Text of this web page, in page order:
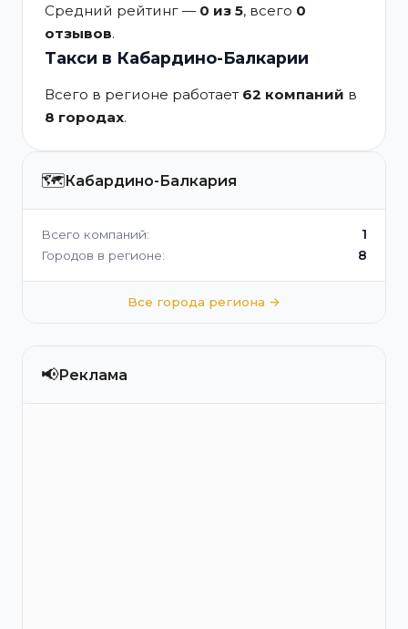
Средний рейтинг — 0 из 5, всего 0
отзывов.
Такси в Кабардино-Балкарии
Всего в регионе работает 62 компаний в
8 городах.
🗺️Кабардино-Балкария
Всего компаний: 1
Городов в регионе: 8
Все города региона →
📢Реклама